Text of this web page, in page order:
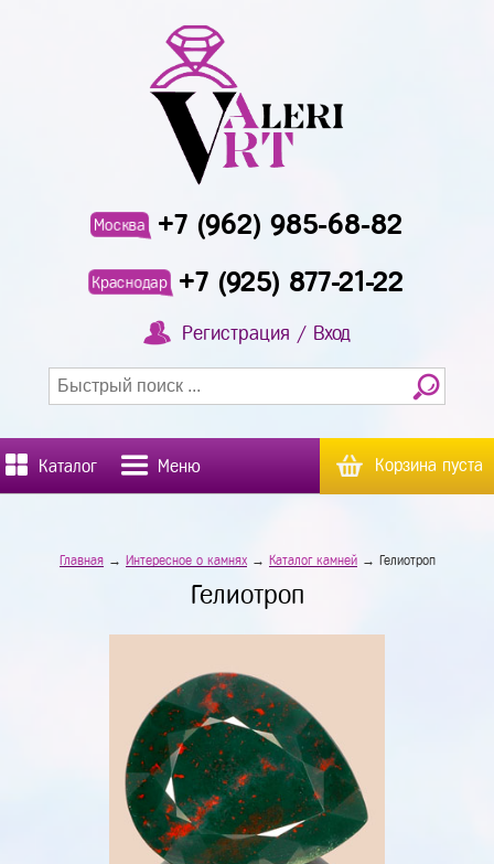
Москва +7 (962) 985-68-82
Краснодар +7 (925) 877-21-22
Регистрация / Вход
Каталог Меню Корзина пуста
Главная→ Интересное о камнях→ Каталог камней→ Гелиотроп
Гелиотроп